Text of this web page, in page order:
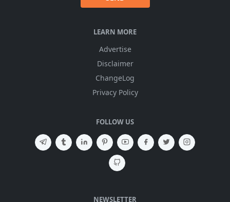
LEARN MORE
Advertise
Disclaimer
ChangeLog
Privacy Policy
FOLLOW US
NEWSLETTER